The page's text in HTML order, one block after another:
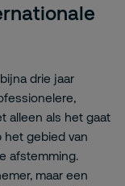
drie jaar
alleen als het gaat
het gebied van
afstemming.
maar een